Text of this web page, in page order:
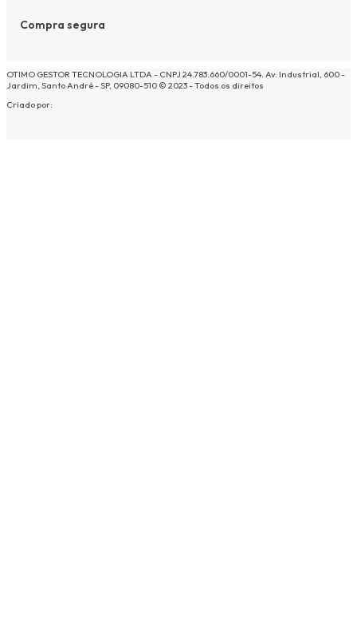
Compra segura
OTIMO GESTOR TECNOLOGIA LTDA - CNPJ 24.783.660/0001-54. Av. Industrial, 600 -
Jardim, Santo André - SP, 09080-510 © 2023 - Todos os direitos
Criado por: